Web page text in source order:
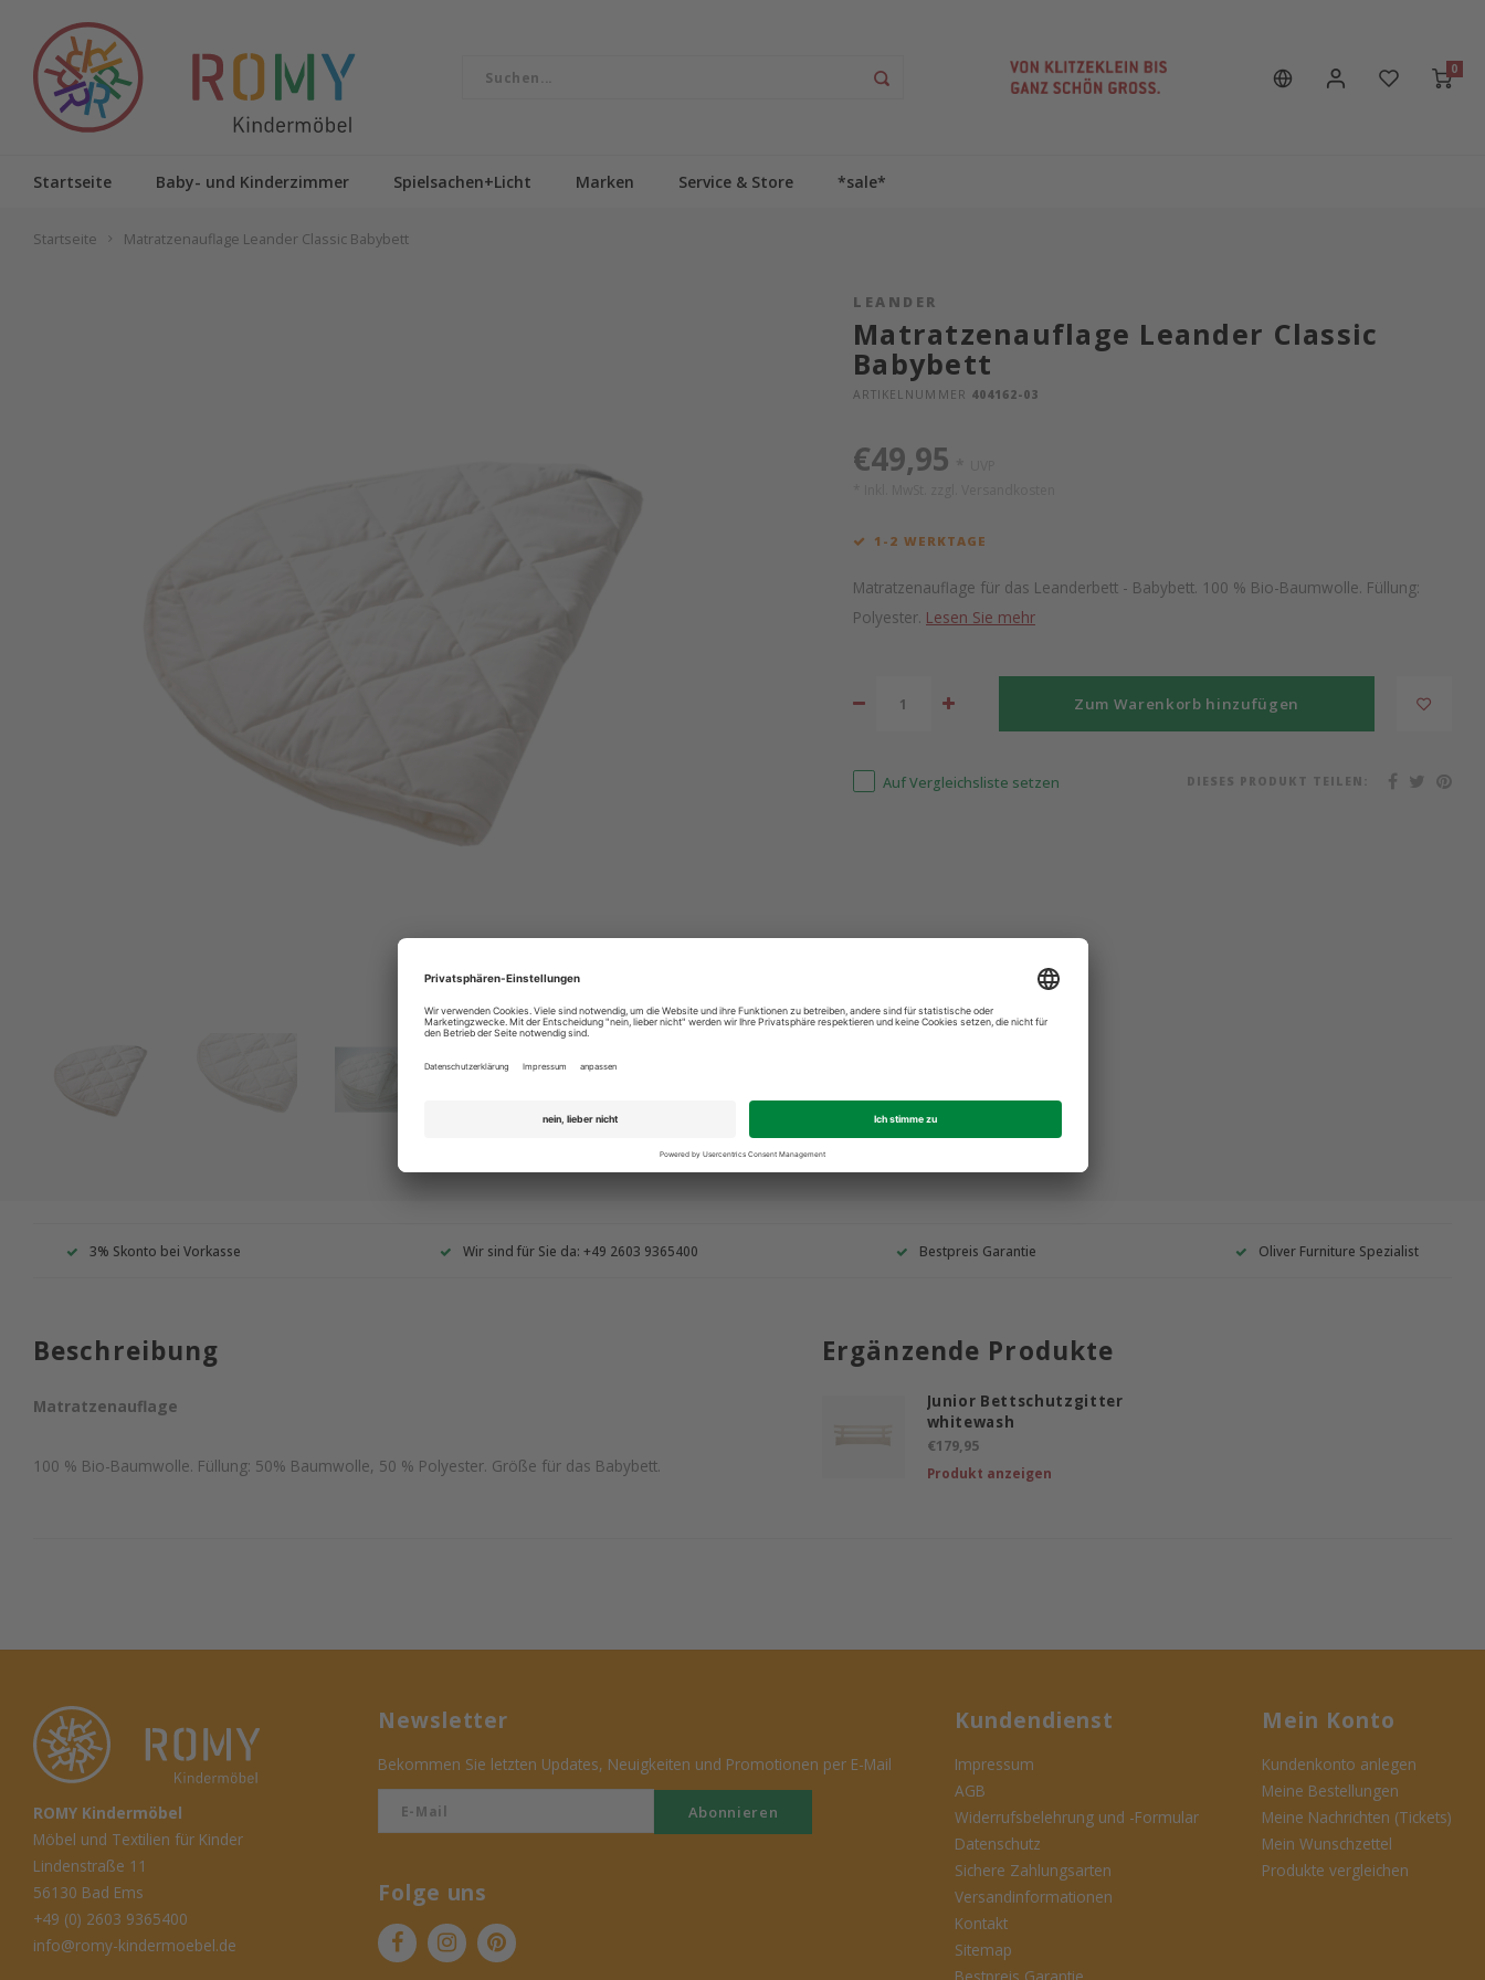
0
Startseite Baby- und Kinderzimmer Spielsachen+Licht Marken Service & Store *sale*
Startseite Matratzenauflage Leander Classic Babybett
LEANDER
Matratzenauflage Leander Classic
Babybett
ARTIKELNUMMER 404162-03
€49,95
1-2 WERKTAGE
Matratzenauflage für das Leanderbett - Babybett. 100 % Bio-Baumwolle. Füllung:
Polyester. Lesen Sie mehr
Zum Warenkorb hinzufügen
Auf Vergleichsliste setzen DIESES PRODUKT TEILEN:
3% Skonto bei Vorkasse Wir sind für Sie da: +49 2603 9365400 Bestpreis Garantie Oliver Furniture Spezialist
Beschreibung
Matratzenauflage
100 % Bio-Baumwolle. Füllung: 50% Baumwolle, 50 % Polyester. Größe für das Babybett.
Ergänzende Produkte
Junior Bettschutzgitter
whitewash
€179,95
Produkt anzeigen
ROMY Kindermöbel
Möbel und Textilien für Kinder
Lindenstraße 11
56130 Bad Ems
+49 (0) 2603 9365400
info@romy-kindermoebel.de
Newsletter
Bekommen Sie letzten Updates, Neuigkeiten und Promotionen per E-Mail
Abonnieren
Folge uns
Kundendienst
Impressum
AGB
Widerrufsbelehrung und -Formular
Datenschutz
Sichere Zahlungsarten
Versandinformationen
Kontakt
Sitemap
Mein Konto
Kundenkonto anlegen
Meine Bestellungen
Meine Nachrichten (Tickets)
Mein Wunschzettel
Produkte vergleichen